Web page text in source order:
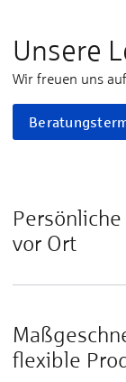
Unsere
Wir freuen uns
vor Ort
flexible